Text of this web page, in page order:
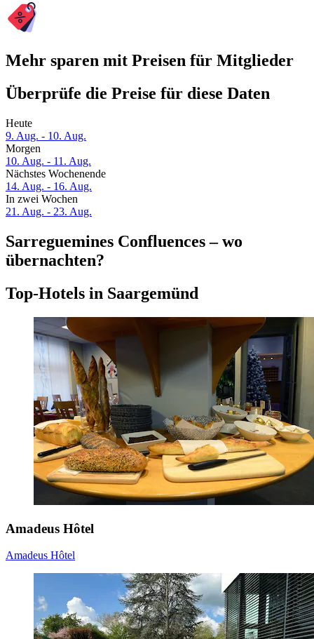
Mehr sparen mit Preisen für Mitglieder
Überprüfe die Preise für diese Daten
Heute
9. Aug. - 10. Aug.
Morgen
10. Aug. - 11. Aug.
Nächstes Wochenende
14. Aug. - 16. Aug.
In zwei Wochen
21. Aug. - 23. Aug.
Sarreguemines Confluences – wo
übernachten?
Top-Hotels in Saargemünd
Amadeus Hôtel
Amadeus Hôtel